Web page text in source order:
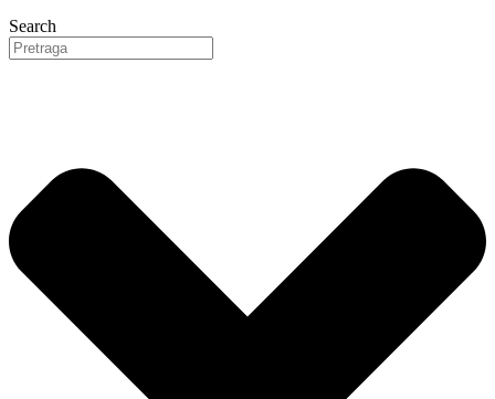
Search